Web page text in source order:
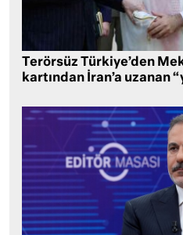
Terörsüz Türkiye’den
kartından İran’a uzanan